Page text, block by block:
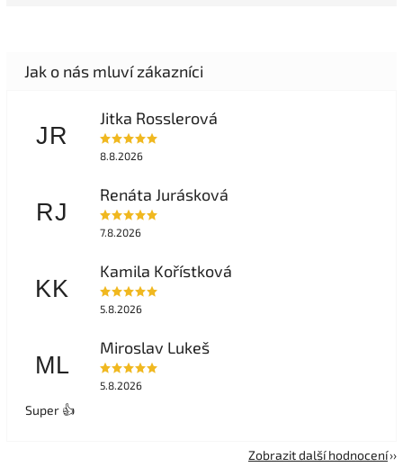
JR
Jitka Rosslerová
8.8.2026
RJ
Renáta Jurásková
7.8.2026
KK
Kamila Kořístková
5.8.2026
ML
Miroslav Lukeš
5.8.2026
Super 👍
Zobrazit další hodnocení